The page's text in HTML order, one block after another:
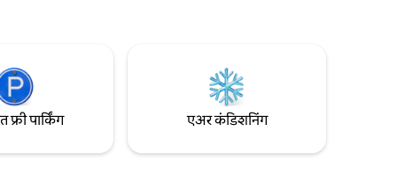
घेण्याची एक दुर्मिळ संधी आहे.
फ्री पार्किंग एअर कंडिशनिंग